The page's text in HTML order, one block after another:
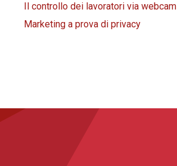
Il controllo dei lavoratori via webcam
Marketing a prova di privacy